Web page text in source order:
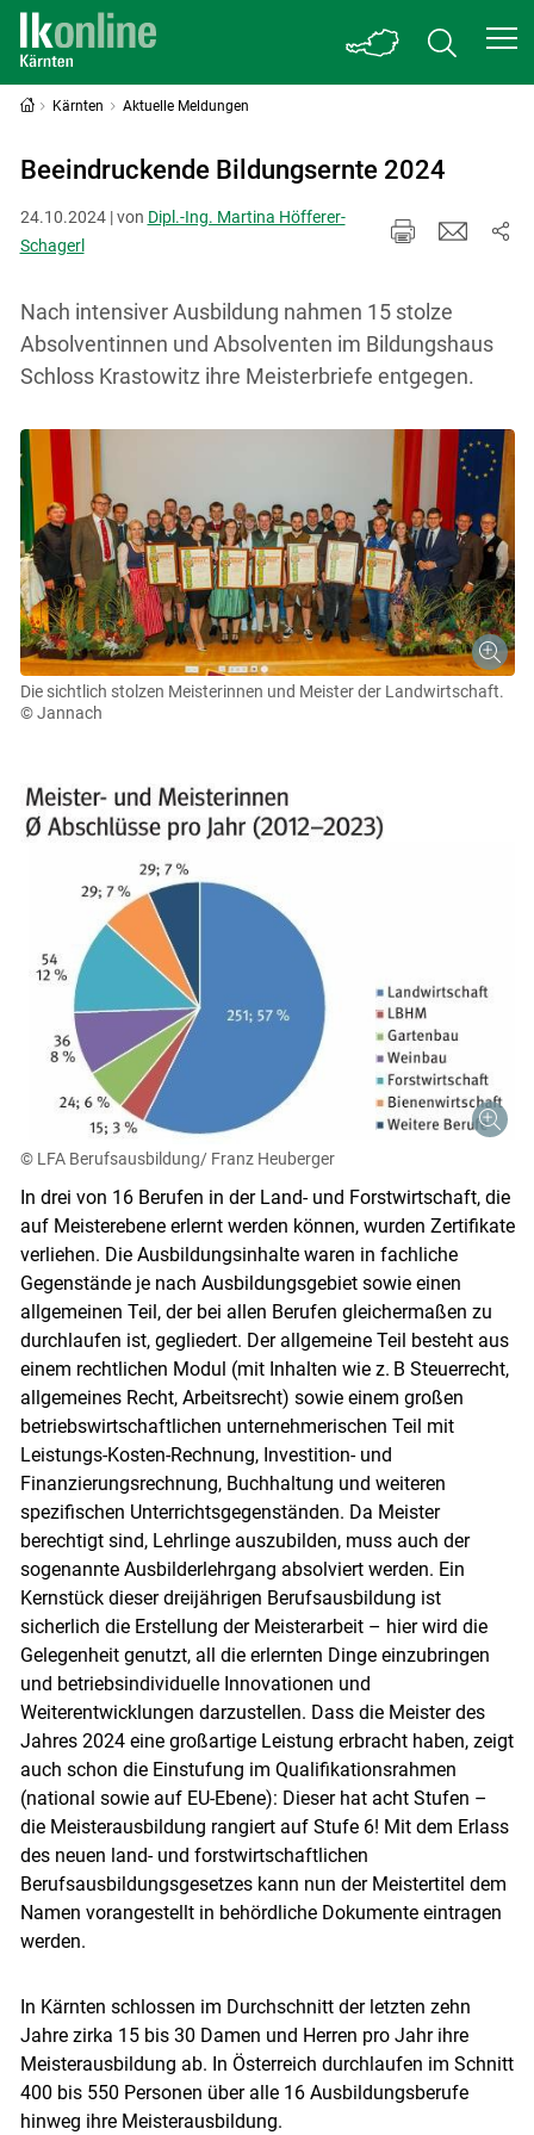
Skip to main content
Kärnten Aktuelle Meldungen
Beeindruckende Bildungsernte 2024
24.10.2024 | von Dipl.-Ing. Martina Höfferer-
Schagerl
Nach intensiver Ausbildung nahmen 15 stolze
Absolventinnen und Absolventen im Bildungshaus
Schloss Krastowitz ihre Meisterbriefe entgegen.
Die sichtlich stolzen Meisterinnen und Meister der Landwirtschaft.
© Jannach
© LFA Berufsausbildung/ Franz Heuberger
In drei von 16 Berufen in der Land- und Forstwirtschaft, die
auf Meisterebene erlernt werden können, wurden Zertifikate
verliehen. Die Ausbildungsinhalte waren in fachliche
Gegenstände je nach Ausbildungsgebiet sowie einen
allgemeinen Teil, der bei allen Berufen gleichermaßen zu
durchlaufen ist, gegliedert. Der allgemeine Teil besteht aus
einem rechtlichen Modul (mit Inhalten wie z. B Steuerrecht,
allgemeines Recht, Arbeitsrecht) sowie einem großen
betriebswirtschaftlichen unternehmerischen Teil mit
Leistungs-Kosten-Rechnung, Investition- und
Finanzierungsrechnung, Buchhaltung und weiteren
spezifischen Unterrichtsgegenständen. Da Meister
berechtigt sind, Lehrlinge auszubilden, muss auch der
sogenannte Ausbilderlehrgang absolviert werden. Ein
Kernstück dieser dreijährigen Berufsausbildung ist
sicherlich die Erstellung der Meisterarbeit – hier wird die
Gelegenheit genutzt, all die erlernten Dinge einzubringen
und betriebsindividuelle Innovationen und
Weiterentwicklungen darzustellen. Dass die Meister des
Jahres 2024 eine großartige Leistung erbracht haben, zeigt
auch schon die Einstufung im Qualifikationsrahmen
(national sowie auf EU-Ebene): Dieser hat acht Stufen –
die Meisterausbildung rangiert auf Stufe 6! Mit dem Erlass
des neuen land- und forstwirtschaftlichen
Berufsausbildungsgesetzes kann nun der Meistertitel dem
Namen vorangestellt in behördliche Dokumente eintragen
werden.
In Kärnten schlossen im Durchschnitt der letzten zehn
Jahre zirka 15 bis 30 Damen und Herren pro Jahr ihre
Meisterausbildung ab. In Österreich durchlaufen im Schnitt
400 bis 550 Personen über alle 16 Ausbildungsberufe
hinweg ihre Meisterausbildung.